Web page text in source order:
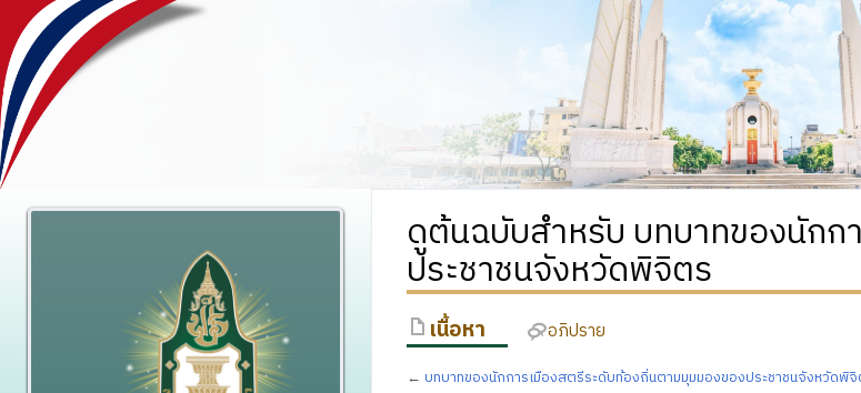
ดูต้นฉบับสำหรับ บทบาทของนักก
ประชาชนจังหวัดพิจิตร
เนื้อหา อภิปราย
← บทบาทของนักการเมืองสตรีระดับท้องถิ่นตามมุมมองของประชาชนจังหวัดพิ